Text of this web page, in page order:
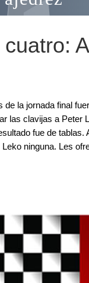
de la jornada final
las clavijas a Peter
fue de
ninguna. Les